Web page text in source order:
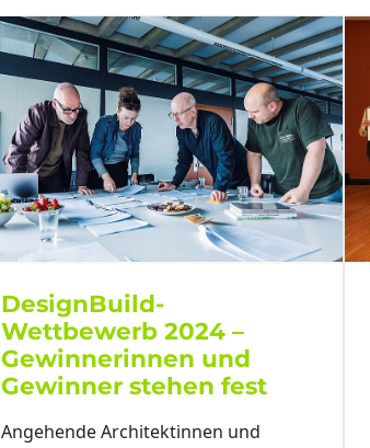
DesignBuild-
Wettbewerb 2024 –
Gewinnerinnen und
Gewinner stehen fest
Angehende Architektinnen und